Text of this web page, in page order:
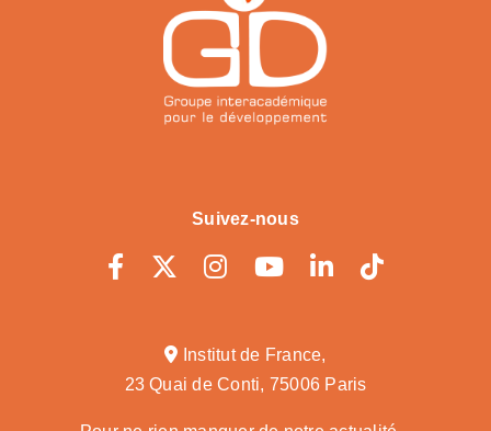
Suivez-nous
Institut de France,
23 Quai de Conti, 75006 Paris